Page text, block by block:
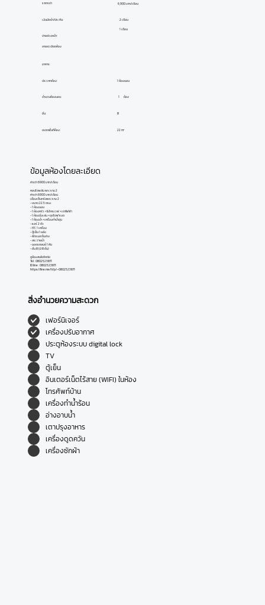
ข้อมูลห้องโดยละเอียด
ค่าเช่า 6900 บาท/เดือน
คอนโดพลัม พระราม 2
ค่าเช่า 6900 บาท/เดือน
เยื้องเซ็นทรัลพระราม 2
- ขนาด 22.5 ตรม.
- 1 ห้องนอน
- 1 ห้องครัว + ไมโครเวฟ + เตาไฟฟ้า
- 1 ห้องนั่งเล่น + ชุดโซฟาเบด
- 1 ห้องน้ำ + เครื่องทำน้ำอุ่น
- แอร์ 2 ตัว
- ทีวี. 1 เครื่อง
- ตู้เย็น 1 หลัง
- ฟิตเนส ชั้นล่าง
- สระว่ายน้ำ
- จอดรถยนต์ 1 คัน
- ชั้น 8 (มี 8 ชั้น)
ดูห้องสนใจติดต่อ
Tel : 0802523871
ID line : 0802523871
https://line.me/ti/p/~0802523871
ลายละเอียดห้อง
อาคาร:
ประเภทห้อง:
จำนวนห้องนอน:
ชั้น:
ขนาดพื้นที่ห้อง:
1 ห้องนอน
1
8
22 m²
ห้อง
ราคาเช่า
เงินมัดจำ/ประกัน:
จ่ายล่วงหน้า:
6,900 บาท/เดือน
2 เดือน
1 เดือน
สิ่งอำนวยความสะดวก
เฟอร์นิเจอร์
เครื่องปรับอากาศ
ประตูห้องระบบ digital lock
TV
ตู้เย็น
อินเตอร์เน็ตไร้สาย (WIFI) ในห้อง
โทรศัพท์บ้าน
เครื่องทำน้ำร้อน
อ่างอาบน้ำ
เตาปรุงอาหาร
เครื่องดูดควัน
เครื่องซักผ้า